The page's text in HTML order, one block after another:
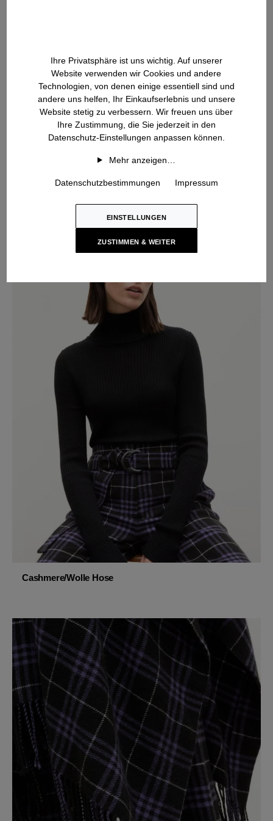
The Story Behind: Cashmere-
Wool Check
Ein Highlight der Herbst | Winter Kollektion ist das gewebte
Karo-Muster, das exklusiv für Iris von Arnim entwickelt wurde.
sind aus einer Cashmere-Virgin Wool Mischung gefertigt und in
Cashmere/Wolle Hose
Ihre Privatsphäre ist uns wichtig. Auf unserer
Website verwenden wir Cookies und andere
Technologien, von denen einige essentiell sind und
andere uns helfen, Ihr Einkaufserlebnis und unsere
Website stetig zu verbessern. Wir freuen uns über
Ihre Zustimmung, die Sie jederzeit in den
Datenschutz-Einstellungen anpassen können.
Mehr anzeigen…
Datenschutzbestimmungen Impressum
EINSTELLUNGEN
ZUSTIMMEN & WEITER